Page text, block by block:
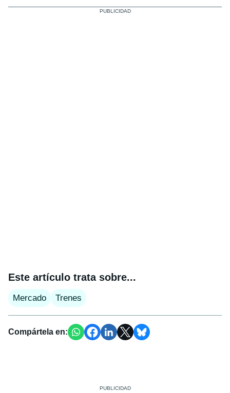
Este artículo trata sobre...
Mercado Trenes
Compártela en: